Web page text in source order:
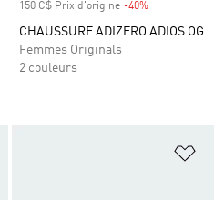
150 C$ Prix d'origine -40%
CHAUSSURE ADIZERO ADIOS OG
Femmes Originals
2 couleurs
Ajouter à la Liste de produits